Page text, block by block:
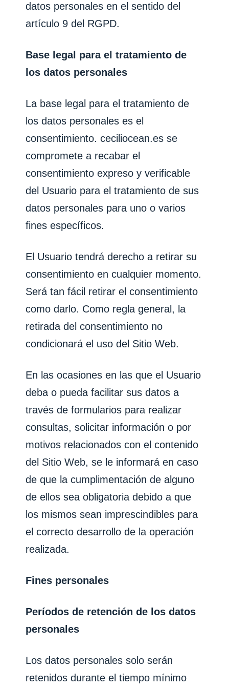
datos personales en el sentido del
artículo 9 del RGPD.
Base legal para el tratamiento de
los datos personales
La base legal para el tratamiento de
los datos personales es el
consentimiento. ceciliocean.es se
compromete a recabar el
consentimiento expreso y verificable
del Usuario para el tratamiento de sus
datos personales para uno o varios
fines específicos.
El Usuario tendrá derecho a retirar su
consentimiento en cualquier momento.
Será tan fácil retirar el consentimiento
como darlo. Como regla general, la
retirada del consentimiento no
condicionará el uso del Sitio Web.
En las ocasiones en las que el Usuario
deba o pueda facilitar sus datos a
través de formularios para realizar
consultas, solicitar información o por
motivos relacionados con el contenido
del Sitio Web, se le informará en caso
de que la cumplimentación de alguno
de ellos sea obligatoria debido a que
los mismos sean imprescindibles para
el correcto desarrollo de la operación
realizada.
Fines personales
Períodos de retención de los datos
personales
Los datos personales solo serán
retenidos durante el tiempo mínimo